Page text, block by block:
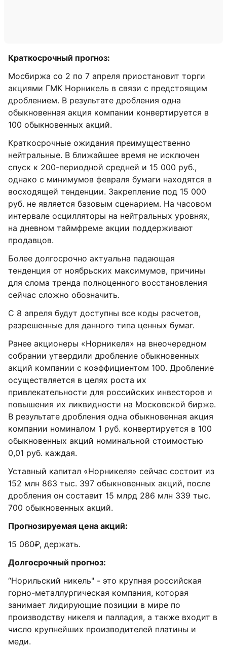
Краткосрочный прогноз:
Мосбиржа со 2 по 7 апреля приостановит торги
акциями ГМК Норникель в связи с предстоящим
дроблением. В результате дробления одна
обыкновенная акция компании конвертируется в
100 обыкновенных акций.
Краткосрочные ожидания преимущественно
нейтральные. В ближайшее время не исключен
спуск к 200-периодной средней и 15 000 руб.,
однако с минимумов февраля бумаги находятся в
восходящей тенденции. Закрепление под 15 000
руб. не является базовым сценарием. На часовом
интервале осцилляторы на нейтральных уровнях,
на дневном таймфреме акции поддерживают
продавцов.
Более долгосрочно актуальна падающая
тенденция от ноябрьских максимумов, причины
для слома тренда полноценного восстановления
сейчас сложно обозначить.
С 8 апреля будут доступны все коды расчетов,
разрешенные для данного типа ценных бумаг.
Ранее акционеры «Норникеля» на внеочередном
собрании утвердили дробление обыкновенных
акций компании с коэффициентом 100. Дробление
осуществляется в целях роста их
привлекательности для российских инвесторов и
повышения их ликвидности на Московской бирже.
В результате дробления одна обыкновенная акция
компании номиналом 1 руб. конвертируется в 100
обыкновенных акций номинальной стоимостью
0,01 руб. каждая.
Уставный капитал «Норникеля» сейчас состоит из
152 млн 863 тыс. 397 обыкновенных акций, после
дробления он составит 15 млрд 286 млн 339 тыс.
700 обыкновенных акций.
Прогнозируемая цена акций:
15 060₽, держать.
Долгосрочный прогноз:
“Норильский никель" - это крупная российская
горно-металлургическая компания, которая
занимает лидирующие позиции в мире по
производству никеля и палладия, а также входит в
число крупнейших производителей платины и
меди.